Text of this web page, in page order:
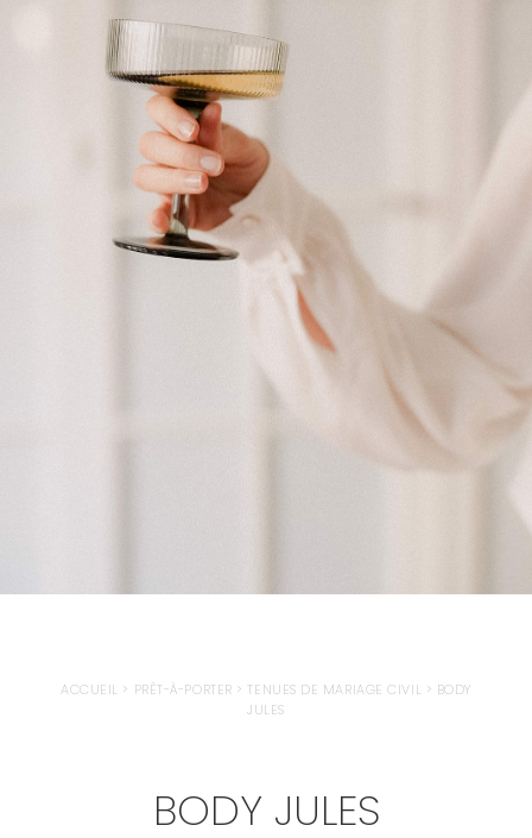
ACCUEIL > PRÊT-À-PORTER >TENUES DE MARIAGE CIVIL > BODY
JULES
BODY JULES